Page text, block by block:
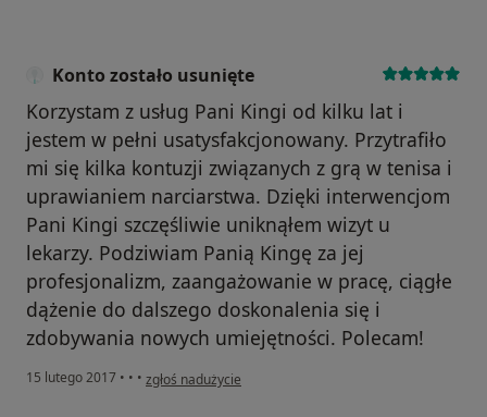
Konto zostało usunięte
Korzystam z usług Pani Kingi od kilku lat i
jestem w pełni usatysfakcjonowany. Przytrafiło
mi się kilka kontuzji związanych z grą w tenisa i
uprawianiem narciarstwa. Dzięki interwencjom
Pani Kingi szczęśliwie uniknąłem wizyt u
lekarzy. Podziwiam Panią Kingę za jej
profesjonalizm, zaangażowanie w pracę, ciągłe
dążenie do dalszego doskonalenia się i
zdobywania nowych umiejętności. Polecam!
15 lutego 2017 • • • w opinii użytkownika Konto zostało usunięte
zgłoś nadużycie